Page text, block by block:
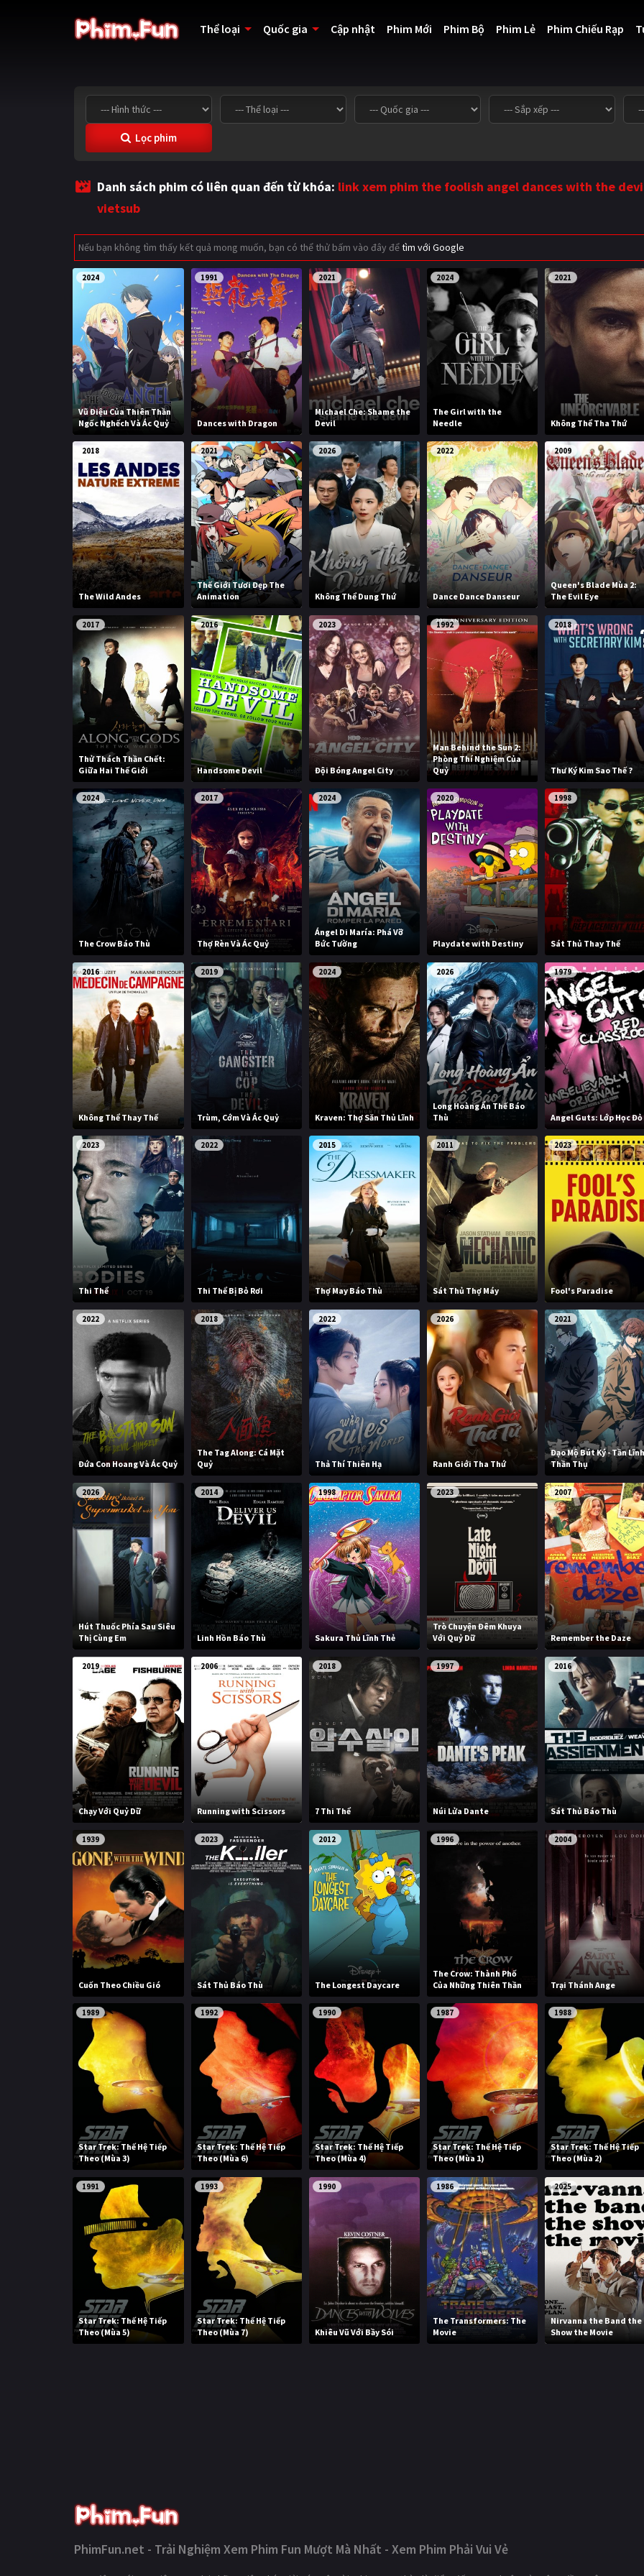
Thể loại Quốc gia Cập nhật Phim Mới Phim Bộ Phim Lẻ Phim Chiếu Rạp
Lọc phim
Danh sách phim có liên quan đến từ khóa: link xem phim the foolish angel dances with the
vietsub
Nếu bạn không tìm thấy kết quả mong muốn, bạn có thể thử bấm vào đây đểtìm với Google
2024
Vũ Điệu Của Thiên Thần
Ngốc Nghếch Và Ác Quỷ
1991
Dances with Dragon
2021
Michael Che: Shame the
Devil
2024
The Girl with the
Needle
2021
Không Thể Tha Thứ
2018
The Wild Andes
2021
Thế Giới Tươi Đẹp The
Animation
2026
Không Thể Dung Thứ
2022
Dance Dance Danseur
2009
Queen's Blade Mùa 2:
The Evil Eye
2017
Thử Thách Thần Chết:
Giữa Hai Thế Giới
2016
Handsome Devil
2023
Đội Bóng Angel City
1992
Man Behind the Sun 2:
Phòng Thí Nghiệm Của
Quỷ
2018
Thư Ký Kim Sao Thế ?
2024
The Crow Báo Thù
2017
Thợ Rèn Và Ác Quỷ
2024
Ángel Di María: Phá Vỡ
Bức Tường
2020
Playdate with Destiny
1998
Sát Thủ Thay Thế
2016
Không Thể Thay Thế
2019
Trùm, Cớm Và Ác Quỷ
2024
Kraven: Thợ Săn Thủ Lĩnh
2026
Long Hoàng Ẩn Thế Báo
Thù
1979
Angel Guts: Lớp Học Đỏ
2023
Thi Thể
2022
Thi Thể Bị Bỏ Rơi
2015
Thợ May Báo Thù
2011
Sát Thủ Thợ Máy
2023
Fool's Paradise
2022
Đứa Con Hoang Và Ác Quỷ
2018
The Tag Along: Cá Mặt
Quỷ
2022
Thả Thí Thiên Hạ
2026
Ranh Giới Tha Thứ
2021
Đạo Mộ Bút Ký - Tần
Thần Thụ
2026
Hút Thuốc Phía Sau Siêu
Thị Cùng Em
2014
Linh Hồn Báo Thù
1998
Sakura Thủ Lĩnh Thẻ
2023
Trò Chuyện Đêm Khuya
Với Quỷ Dữ
2007
Remember the Daze
2019
Chạy Với Quỷ Dữ
2006
Running with Scissors
2018
7 Thi Thể
1997
Núi Lửa Dante
2016
Sát Thủ Báo Thù
1939
Cuốn Theo Chiều Gió
2023
Sát Thủ Báo Thù
2012
The Longest Daycare
1996
The Crow: Thành Phố
Của Những Thiên Thần
2004
Trại Thánh Ange
1989
Star Trek: Thế Hệ Tiếp
Theo (Mùa 3)
1992
Star Trek: Thế Hệ Tiếp
Theo (Mùa 6)
1990
Star Trek: Thế Hệ Tiếp
Theo (Mùa 4)
1987
Star Trek: Thế Hệ Tiếp
Theo (Mùa 1)
1988
Star Trek: Thế Hệ Tiếp
Theo (Mùa 2)
1991
Star Trek: Thế Hệ Tiếp
Theo (Mùa 5)
1993
Star Trek: Thế Hệ Tiếp
Theo (Mùa 7)
1990
Khiêu Vũ Với Bầy Sói
1986
The Transformers: The
Movie
2025
Nirvanna the Band the
Show the Movie
PhimFun.net - Trải Nghiệm Xem Phim Fun Mượt Mà Nhất - Xem Phim Phải Vui Vẻ